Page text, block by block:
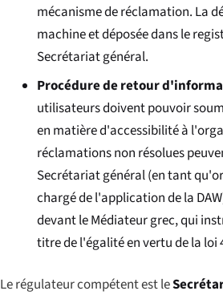
mécanisme de réclamation. La
machine et déposée dans le
Secrétariat général.
Procédure de retour
utilisateurs doivent pouvoir
en matière d'accessibilité à
réclamations non résolues
Secrétariat général (en tant
chargé de l'application de la
devant le Médiateur grec, qui
titre de l'égalité en vertu de la loi
Le régulateur compétent est le